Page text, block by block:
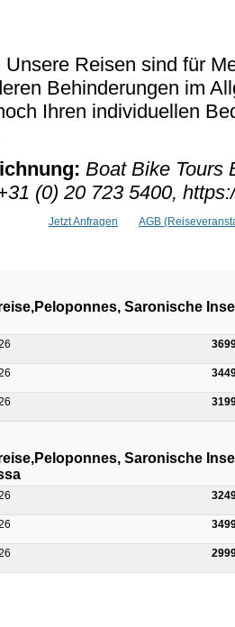
Unsere Reisen sind für
Behinderungen im
Ihren individuellen
Boat Bike Tours
(0) 20 723 5400,
Jetzt Anfragen AGB
Saronische
Saronische